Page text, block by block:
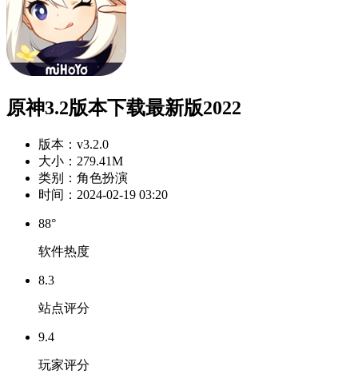
原神3.2版本下载最新版2022
版本： v3.2.0
大小： 279.41M
类别： 角色扮演
时间： 2024-02-19 03:20
88°
软件热度
8.3
站点评分
9.4
玩家评分